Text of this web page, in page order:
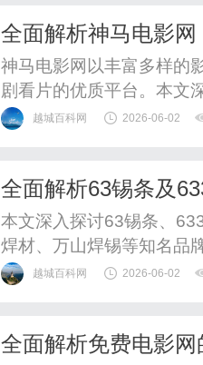
全面解析神马电影
神马电影网以丰富多样的
剧看片的优质平台。本文
越城百科网 2026-06-02
全面解析63锡条及
与优势
本文深入探讨63锡条、
焊材、万山焊锡等知名品
越城百科网 2026-06-02
全面解析免费电影